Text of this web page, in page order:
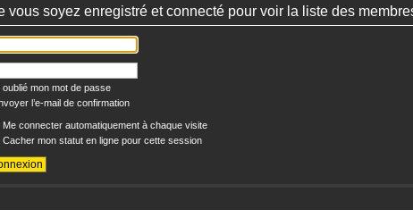
vous soyez enregistré et connecté pour voir la liste des
oublié mon mot de passe
l’e-mail de confirmation
Me connecter automatiquement à chaque visite
Cacher mon statut en ligne pour cette session